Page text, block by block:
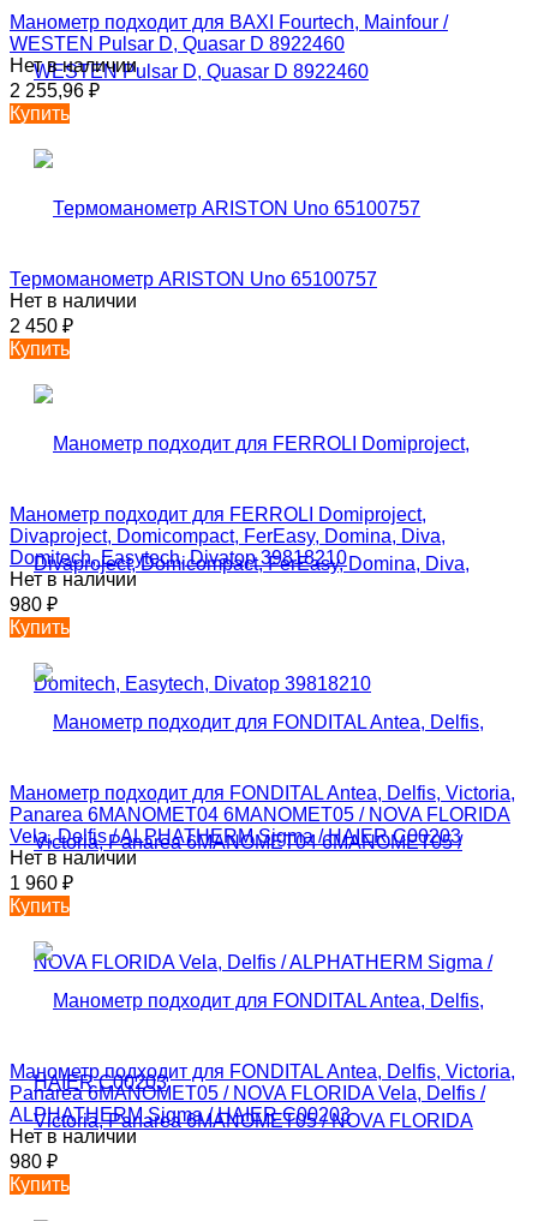
Манометр подходит для BAXI Fourtech, Mainfour /
WESTEN Pulsar D, Quasar D 8922460
Нет в наличии
2 255,96 ₽
Купить
Термоманометр ARISTON Uno 65100757
Нет в наличии
2 450 ₽
Купить
Манометр подходит для FERROLI Domiproject,
Divaproject, Domicompact, FerEasy, Domina, Diva,
Domitech, Easytech, Divatop 39818210
Нет в наличии
980 ₽
Купить
Манометр подходит для FONDITAL Antea, Delfis, Victoria,
Panarea 6MANOMET04 6MANOMET05 / NOVA FLORIDA
Vela, Delfis / ALPHATHERM Sigma / HAIER C00203
Нет в наличии
1 960 ₽
Купить
Манометр подходит для FONDITAL Antea, Delfis, Victoria,
Panarea 6MANOMET05 / NOVA FLORIDA Vela, Delfis /
ALPHATHERM Sigma / HAIER C00203
Нет в наличии
980 ₽
Купить